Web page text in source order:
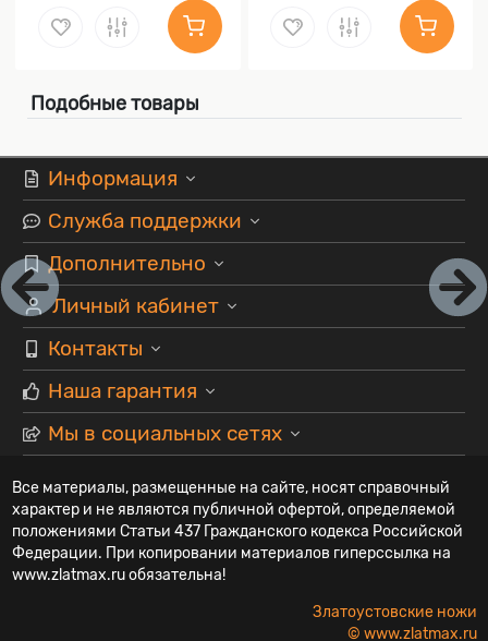
Подобные товары
Информация
Служба поддержки
Дополнительно
Личный кабинет
Контакты
Наша гарантия
Мы в социальных сетях
Все материалы, размещенные на сайте, носят справочный
характер и не являются публичной офертой, определяемой
положениями Статьи 437 Гражданского кодекса Российской
Федерации. При копировании материалов гиперссылка на
www.zlatmax.ru обязательна!
Златоустовские ножи
© www.zlatmax.ru